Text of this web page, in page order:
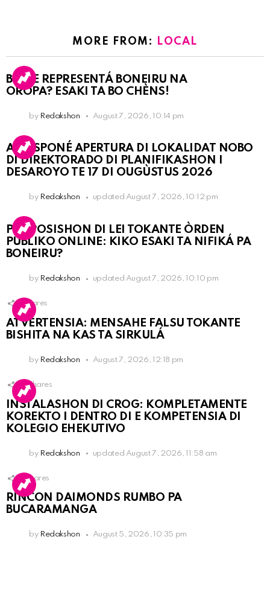
MORE FROM: LOCAL
BO KE REPRESENTÁ BONEIRU NA
OROPA? ESAKI TA BO CHÈNS!
by Redakshon August 7, 2026, 10:14 pm
A POSPONÉ APERTURA DI LOKALIDAT NOBO
DI DIREKTORADO DI PLANIFIKASHON I
DESAROYO TE 17 DI OUGÙSTUS 2026
by Redakshon updated August 7, 2026, 10:12 pm
PROPOSISHON DI LEI TOKANTE ÒRDEN
PÚBLIKO ONLINE: KIKO ESAKI TA NIFIKÁ PA
BONEIRU?
by Redakshon updated August 7, 2026, 10:10 pm
Shares
ATVERTENSIA: MENSAHE FALSU TOKANTE
BISHITA NA KAS TA SIRKULÁ
by Redakshon August 7, 2026, 12:18 pm
13 Shares
INSTALASHON DI CROG: KOMPLETAMENTE
KOREKTO I DENTRO DI E KOMPETENSIA DI
KOLEGIO EHEKUTIVO
by Redakshon updated August 7, 2026, 11:58 am
Shares
RINCON DAIMONDS RUMBO PA
BUCARAMANGA
by Redakshon August 5, 2026, 10:35 pm